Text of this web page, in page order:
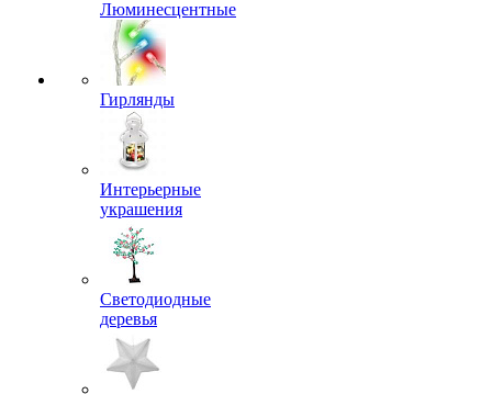
Люминесцентные
Гирлянды
Интерьерные
украшения
Светодиодные
деревья